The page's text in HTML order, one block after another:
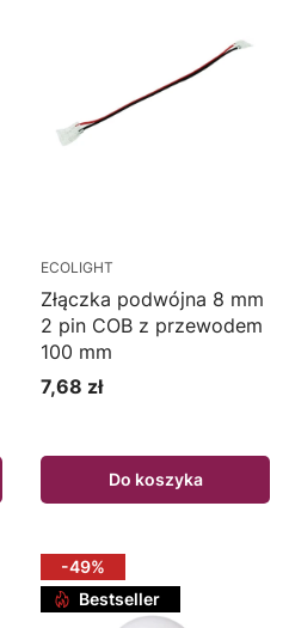
ECOLIGHT
Złączka podwójna 8 mm
2 pin COB z przewodem
100 mm
Cena
7,68 zł
Do koszyka
-49%
Bestseller